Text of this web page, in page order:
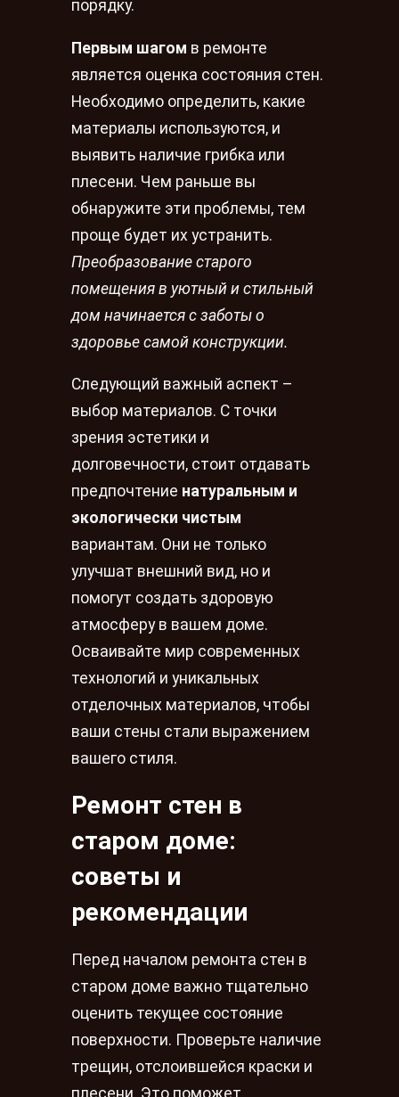
порядку.
Первым шагом в ремонте
является оценка состояния стен.
Необходимо определить, какие
материалы используются, и
выявить наличие грибка или
плесени. Чем раньше вы
обнаружите эти проблемы, тем
проще будет их устранить.
Преобразование старого
помещения в уютный и стильный
дом начинается с заботы о
здоровье самой конструкции.
Следующий важный аспект –
выбор материалов. С точки
зрения эстетики и
долговечности, стоит отдавать
предпочтение натуральным и
экологически чистым
вариантам. Они не только
улучшат внешний вид, но и
помогут создать здоровую
атмосферу в вашем доме.
Осваивайте мир современных
технологий и уникальных
отделочных материалов, чтобы
ваши стены стали выражением
вашего стиля.
Ремонт стен в
старом доме:
советы и
рекомендации
Перед началом ремонта стен в
старом доме важно тщательно
оценить текущее состояние
поверхности. Проверьте наличие
трещин, отслоившейся краски и
плесени. Это поможет